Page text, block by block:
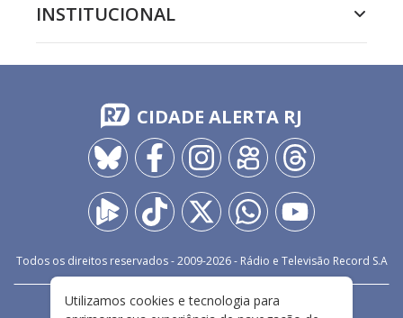
INSTITUCIONAL
CIDADE ALERTA RJ
Todos os direitos reservados - 2009-2026- Rádio e Televisão Record S.A
FALE CONOSCO PRIVACIDADE
Utilizamos cookies e tecnologia para